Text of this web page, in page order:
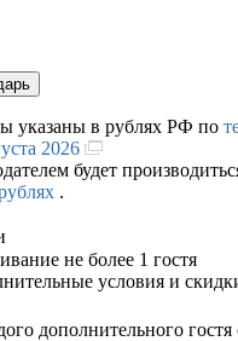
указаны в рублях РФ по
2026
будет
.
не более 1 гостя
условия и
дополнительного